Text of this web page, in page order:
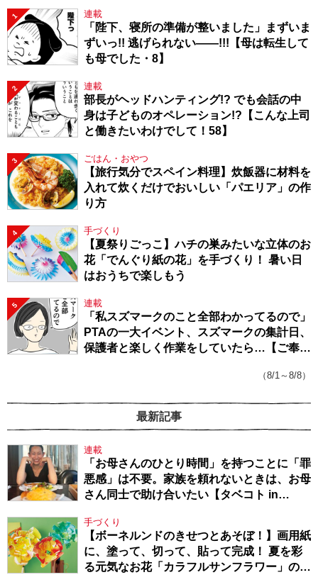
1 連載
「陛下、寝所の準備が整いました」まずいま
ずいっ!! 逃げられない――!!!【母は転生して
も母でした・8】
2 連載
部長がヘッドハンティング!? でも会話の中
身は子どものオペレーション!?【こんな上司
と働きたいわけでして！58】
3 ごはん・おやつ
【旅行気分でスペイン料理】炊飯器に材料を
入れて炊くだけでおいしい「パエリア」の作
り方
4 手づくり
【夏祭りごっこ】ハチの巣みたいな立体のお
花「でんぐり紙の花」を手づくり！ 暑い日
はおうちで楽しもう
5 連載
「私スズマークのこと全部わかってるので」
PTAの一大イベント、スズマークの集計日、
保護者と楽しく作業をしていたら…【ご奉仕
（8/1～8/8）
最新記事
連載
「お母さんのひとり時間」を持つことに「罪
悪感」は不要。家族を頼れないときは、お母
さん同士で助け合いたい【タベコト in
手づくり
【ボーネルンドのきせつとあそぼ！】画用紙
に、塗って、切って、貼って完成！ 夏を彩
る元気なお花「カラフルサンフラワー」の作